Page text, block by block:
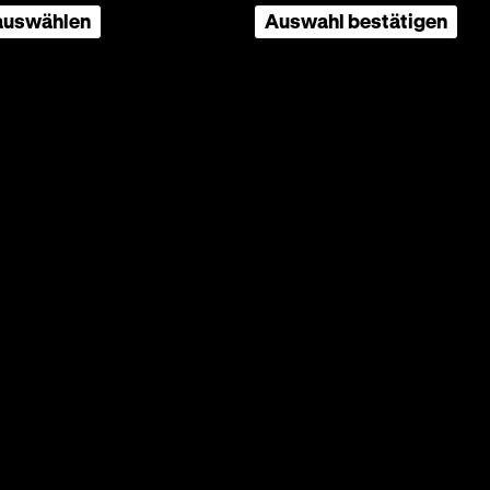
Auswahl bestätigen